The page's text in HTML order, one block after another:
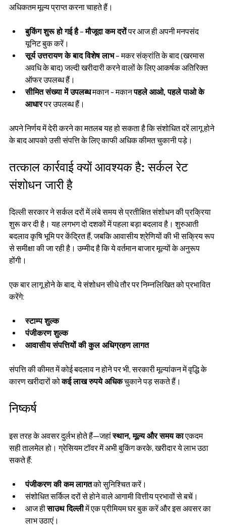
अधिकतम मूल्य प्राप्त करना चाहते हैं।
बुकिंग शुरू हो गई है – मौजूदा कम दरों पर आज ही अपनी मनपसंद
यूनिट बुक करें।
सूर्य उत्तरायण के बाद विशेष लाभ – मकर संक्रांति के बाद (खरमास
अवधि के बाद) जल्दी खरीदारी करने वालों के लिए आकर्षक अतिरिक्त
ऑफर उपलब्ध हैं।
सीमित संख्या में उपलब्ध मकान - मकान पहले आओ, पहले पाओ के
आधार पर उपलब्ध हैं।
अपने निर्णय में देरी करने का मतलब यह हो सकता है कि संशोधित दरें लागू होने
के बाद आपको उसी संपत्ति के लिए काफी अधिक कीमत चुकानी पड़े।
तत्काल कार्रवाई क्यों आवश्यक है: सर्कल रेट
संशोधन जारी है
दिल्ली सरकार ने सर्कल दरों में लंबे समय से प्रतीक्षित संशोधन की प्रक्रिया
शुरू कर दी है। यह लगभग दो दशकों में पहला बड़ा बदलाव है। शुरुआती
बदलाव कृषि भूमि पर केंद्रित हैं, जबकि आवासीय श्रेणियों की भी सक्रिय रूप
से समीक्षा की जा रही है। उम्मीद है कि ये वर्तमान बाजार मूल्यों के अनुरूप
होंगी।
एक बार लागू होने के बाद, ये संशोधन सीधे तौर पर निम्नलिखित को प्रभावित
करेंगे:
स्टाम्प शुल्क
पंजीकरण शुल्क
आवासीय संपत्तियों की कुल अधिग्रहण लागत
संपत्ति की कीमत में कोई बदलाव न होने पर भी, सरकारी मूल्यांकन में वृद्धि के
कारण खरीदारों को कई लाख रुपये अधिक चुकाने पड़ सकते हैं।
निष्कर्ष
इस तरह के अवसर दुर्लभ होते हैं—जहां स्थान, मूल्य और समय का एकदम
सही तालमेल हो। ग्रेसियम टॉवर में अभी बुकिंग करके, खरीदार ये लाभ उठा
सकते हैं:
पंजीकरण की कम लागत को सुनिश्चित करें।
संशोधित सर्किल दरों से होने वाले आगामी वित्तीय प्रभावों से बचें।
आज ही साउथ दिल्ली में एक प्रीमियम घर बुक करें और इस अवसर का
लाभ उठाएं।